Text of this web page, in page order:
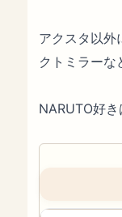
アクスタ以外
クトミラーな
NARUTO好き